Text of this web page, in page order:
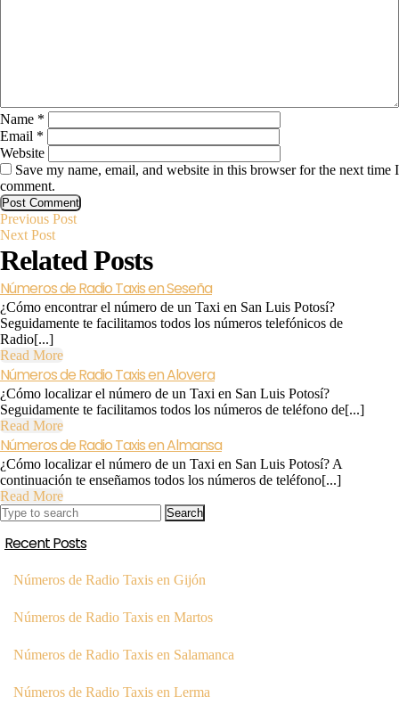
Name *
Email *
Website
Save my name, email, and website in this browser for the next time I
comment.
Post
navigation
Previous PostPrevious
Next PostNext
Related Posts
Números de Radio Taxis en Seseña
¿Cómo encontrar el número de un Taxi en San Luis Potosí?
Seguidamente te facilitamos todos los números telefónicos de
Radio[...]
Read MoreRead
More
Números de Radio Taxis en Alovera
¿Cómo localizar el número de un Taxi en San Luis Potosí?
Seguidamente te facilitamos todos los números de teléfono de[...]
Read MoreRead
More
Números de Radio Taxis en Almansa
¿Cómo localizar el número de un Taxi en San Luis Potosí? A
continuación te enseñamos todos los números de teléfono[...]
Read MoreRead
More
Search
Recent Posts
Números de Radio Taxis en Gijón
Números de Radio Taxis en Martos
Números de Radio Taxis en Salamanca
Números de Radio Taxis en Lerma